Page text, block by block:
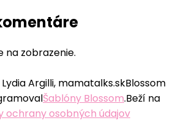
na zobrazenie.
Argilli, mamatalks.skBlossom
Šablóny Blossom.Beží na
ochrany osobných údajov